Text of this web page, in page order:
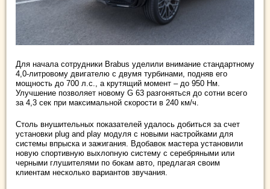
Для начала сотрудники Brabus уделили внимание стандартному
4,0-литровому двигателю с двумя турбинами, подняв его
мощность до 700 л.с., а крутящий момент – до 950 Нм.
Улучшение позволяет новому G 63 разгоняться до сотни всего
за 4,3 сек при максимальной скорости в 240 км/ч.
Столь внушительных показателей удалось добиться за счет
установки plug and play модуля с новыми настройками для
системы впрыска и зажигания. Вдобавок мастера установили
новую спортивную выхлопную систему с серебряными или
черными глушителями по бокам авто, предлагая своим
клиентам несколько вариантов звучания.